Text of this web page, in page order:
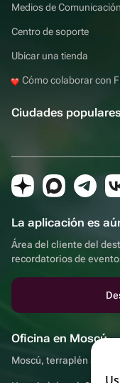
Medios de
Centro de soporte
Ubicar una tienda
Cómo colaborar con
Ciudades
La aplicación es
Área del cliente del
recordatorios de
Oficina en Moscú
Moscú, terraplén